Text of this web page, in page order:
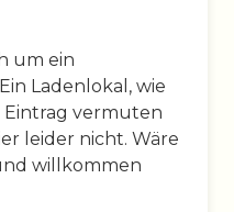
um ein
Ladenlokal, wie
Eintrag vermuten
leider nicht. Wäre
willkommen